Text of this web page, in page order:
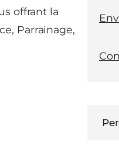
offrant la
Parrainage,